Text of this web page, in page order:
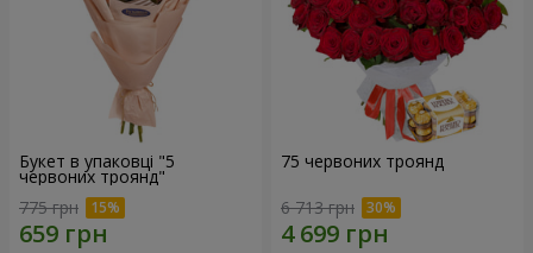
Букет в упаковці "5
червоних троянд"
775 грн
75 червоних троянд
6 713 грн